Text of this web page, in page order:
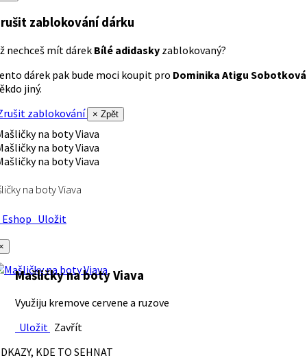
zablokování dárku
nechceš mít dárek Bílé adidasky zablokovaný?
dárek pak bude moci koupit pro Dominika Atigu Sobotková
jiný.
zablokování
× Zpět
na boty Viava
Uložit
Mašličky na boty Viava
Využiju kremove cervene a ruzove
Uložit Zavřít
KDE TO SEHNAT